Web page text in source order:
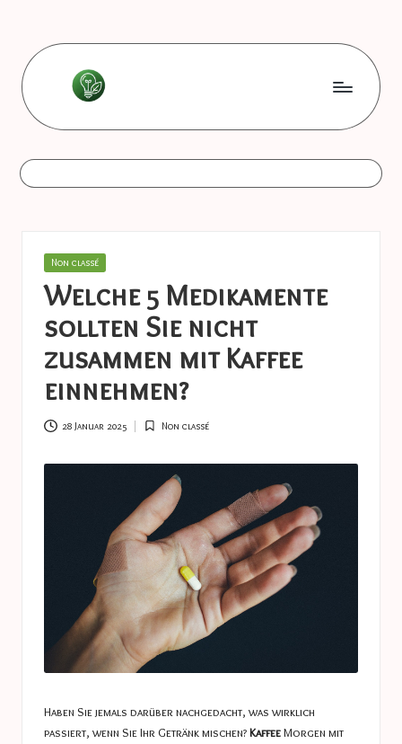
content
L
e
s
o
n
n
e
s
a
s
t
astuces
Posted
Non classé
Welche 5 Medikamente
sollten Sie nicht
zusammen mit Kaffee
einnehmen?
28 Januar 2025
Posted
Non classé
Haben Sie jemals darüber nachgedacht, was wirklich
passiert, wenn Sie Ihr Getränk mischen?KaffeeMorgen mit